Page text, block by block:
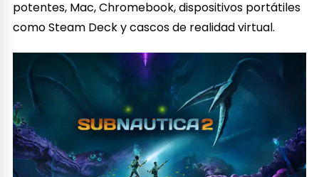
potentes, Mac, Chromebook, dispositivos portátiles
como Steam Deck y cascos de realidad virtual.